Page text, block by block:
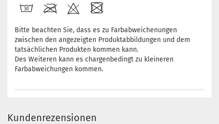
Bitte beachten Sie, dass es zu Farbabweichenungen
zwischen den angezeigten Produktabbildungen und dem
tatsächlichen Produkten kommen kann.
Des Weiteren kann es chargenbedingt zu kleineren
Farbabweichungen kommen.
Kundenrezensionen